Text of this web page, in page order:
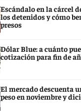
Escándalo en la cárcel
los detenidos y cómo
presos
Dólar Blue: a cuánto
cotización para fin de
El mercado descuenta
peso en noviembre y